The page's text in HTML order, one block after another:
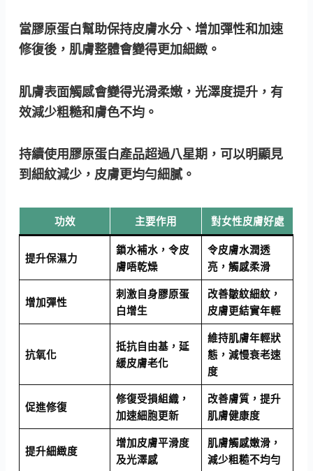
當膠原蛋白幫助保持皮膚水分、增加彈性和加速
修復後，肌膚整體會變得更加細緻。
肌膚表面觸感會變得光滑柔嫩，光澤度提升，有
效減少粗糙和膚色不均。
持續使用膠原蛋白產品超過八星期，可以明顯見
到細紋減少，皮膚更均勻細膩。
功效 主要作用 對女性皮膚好處
提升保濕力
鎖水補水，令皮
膚唔乾燥
令皮膚水潤透
亮，觸感柔滑
增加彈性
刺激自身膠原蛋
白增生
改善皺紋細紋，
皮膚更結實年輕
抗氧化
抵抗自由基，延
緩皮膚老化
維持肌膚年輕狀
態，減慢衰老速
度
促進修復
修復受損組織，
加速細胞更新
改善膚質，提升
肌膚健康度
提升細緻度
增加皮膚平滑度
及光澤感
肌膚觸感嫩滑，
減少粗糙不均勻